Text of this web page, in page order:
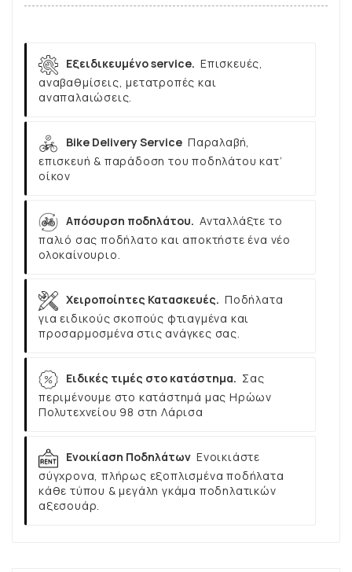
Εξειδικευμένο service. Επισκευές,
αναβαθμίσεις, μετατροπές και
αναπαλαιώσεις.
Bike Delivery Service Παραλαβή,
επισκευή & παράδοση του ποδηλάτου κατ’
οίκον
Απόσυρση ποδηλάτου. Ανταλλάξτε το
παλιό σας ποδήλατο και αποκτήστε ένα νέο
ολοκαίνουριο.
Χειροποίητες Κατασκευές. Ποδήλατα
για ειδικούς σκοπούς φτιαγμένα και
προσαρμοσμένα στις ανάγκες σας.
Ειδικές τιμές στο κατάστημα. Σας
περιμένουμε στο κατάστημά μας Ηρώων
Πολυτεχνείου 98 στη Λάρισα
Ενοικίαση Ποδηλάτων Ενοικιάστε
σύγχρονα, πλήρως εξοπλισμένα ποδήλατα
κάθε τύπου & μεγάλη γκάμα ποδηλατικών
αξεσουάρ.